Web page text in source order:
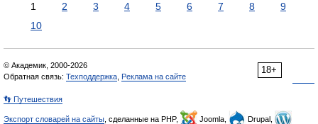
1 2 3 4 5 6 7 8
9
10
18+
© Академик, 2000-2026
Обратная связь: Техподдержка Реклама на сайте
👣 Путешествия
Экспорт словарей на сайты , сделанные на PHP, Joomla,
Drupal,